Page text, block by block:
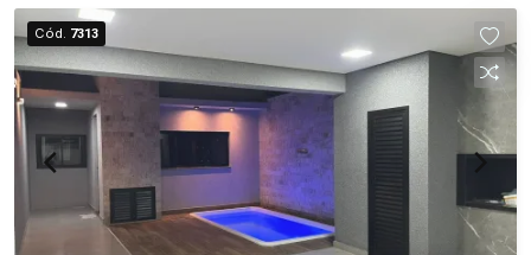
Cód. 7313